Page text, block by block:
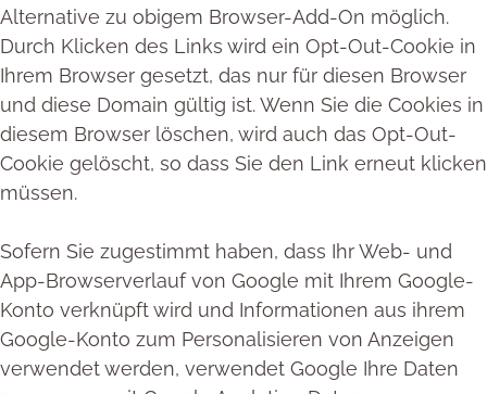
Alternative zu obigem Browser-Add-On möglich.
Durch Klicken des Links wird ein Opt-Out-Cookie in
Ihrem Browser gesetzt, das nur für diesen Browser
und diese Domain gültig ist. Wenn Sie die Cookies in
diesem Browser löschen, wird auch das Opt-Out-
Cookie gelöscht, so dass Sie den Link erneut klicken
müssen.
Sofern Sie zugestimmt haben, dass Ihr Web- und
App-Browserverlauf von Google mit Ihrem Google-
Konto verknüpft wird und Informationen aus ihrem
Google-Konto zum Personalisieren von Anzeigen
verwendet werden, verwendet Google Ihre Daten